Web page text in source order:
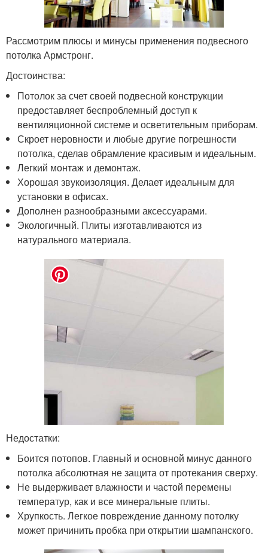
Рассмотрим плюсы и минусы применения подвесного
потолка Армстронг.
Достоинства:
Потолок за счет своей подвесной конструкции
предоставляет беспроблемный доступ к
вентиляционной системе и осветительным приборам.
Скроет неровности и любые другие погрешности
потолка, сделав обрамление красивым и идеальным.
Легкий монтаж и демонтаж.
Хорошая звукоизоляция. Делает идеальным для
установки в офисах.
Дополнен разнообразными аксессуарами.
Экологичный. Плиты изготавливаются из
натурального материала.
Недостатки:
Боится потопов. Главный и основной минус данного
потолка абсолютная не защита от протекания сверху.
Не выдерживает влажности и частой перемены
температур, как и все минеральные плиты.
Хрупкость. Легкое повреждение данному потолку
может причинить пробка при открытии шампанского.